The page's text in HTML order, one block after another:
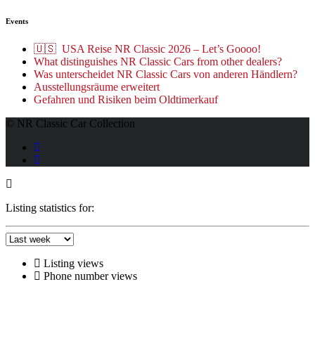
Events
🇺🇸 USA Reise NR Classic 2026 – Let’s Goooo!
What distinguishes NR Classic Cars from other dealers?
Was unterscheidet NR Classic Cars von anderen Händlern?
Ausstellungsräume erweitert
Gefahren und Risiken beim Oldtimerkauf
© NR Classic Car Collection
Listing statistics for:
Listing views
Phone number views